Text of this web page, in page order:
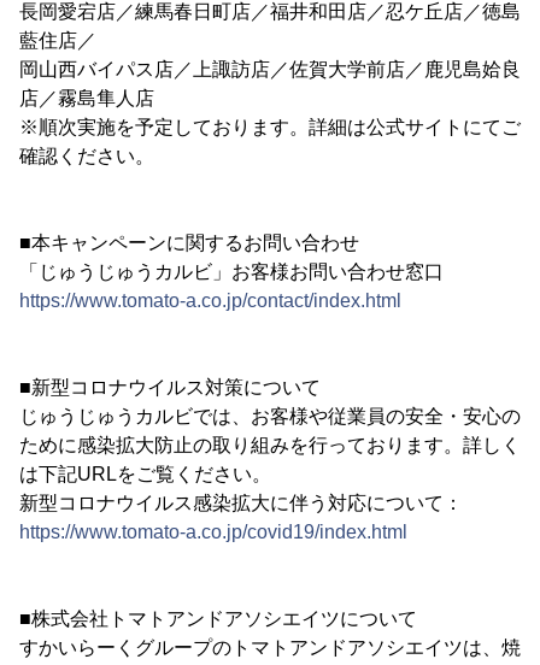
長岡愛宕店／練馬春日町店／福井和田店／忍ケ丘店／徳島
藍住店／
岡山西バイパス店／上諏訪店／佐賀大学前店／鹿児島姶良
店／霧島隼人店
※順次実施を予定しております。詳細は公式サイトにてご
確認ください。
■本キャンペーンに関するお問い合わせ
「じゅうじゅうカルビ」お客様お問い合わせ窓口
https://www.tomato-a.co.jp/contact/index.html
■新型コロナウイルス対策について
じゅうじゅうカルビでは、お客様や従業員の安全・安心の
ために感染拡大防止の取り組みを行っております。詳しく
は下記URLをご覧ください。
新型コロナウイルス感染拡大に伴う対応について：
https://www.tomato-a.co.jp/covid19/index.html
■株式会社トマトアンドアソシエイツについて
すかいらーくグループのトマトアンドアソシエイツは、焼